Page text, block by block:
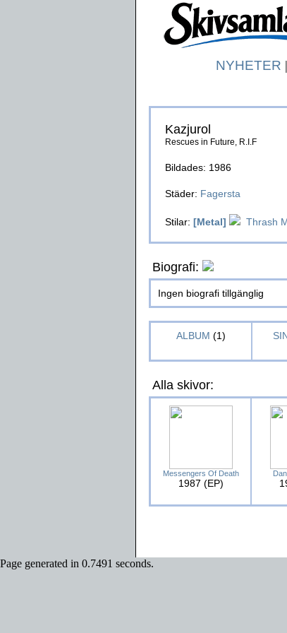
NYHETER |
Kazjurol
Rescues in Future, R.I.F
Bildades: 1986
Städer: Fagersta
Stilar: [Metal] Thrash
Biografi:
Ingen biografi tillgänglig
ALBUM (1)
Alla skivor:
Messengers Of Death
1987 (EP)
Page generated in 0.7491 seconds.